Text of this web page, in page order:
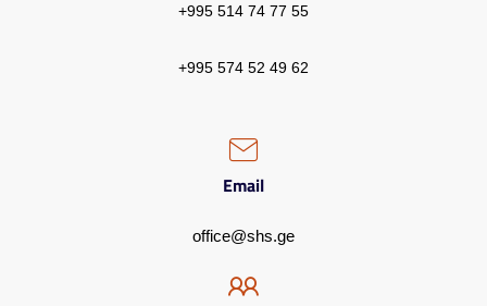
+995 514 74 77 55
+995 574 52 49 62
Email
office@shs.ge